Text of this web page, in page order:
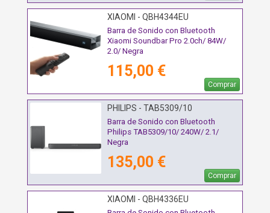
XIAOMI - QBH4344EU
Barra de Sonido con Bluetooth
Xiaomi Soundbar Pro 2.0ch/ 84W/
2.0/ Negra
115,00 €
Comprar
PHILIPS - TAB5309/10
Barra de Sonido con Bluetooth
Philips TAB5309/10/ 240W/ 2.1/
Negra
135,00 €
Comprar
XIAOMI - QBH4336EU